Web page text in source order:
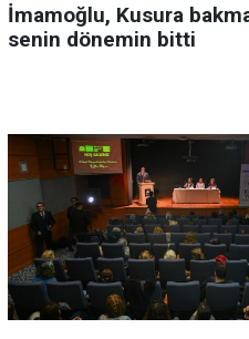
İmamoğlu, Kusura
senin dönemin bitti